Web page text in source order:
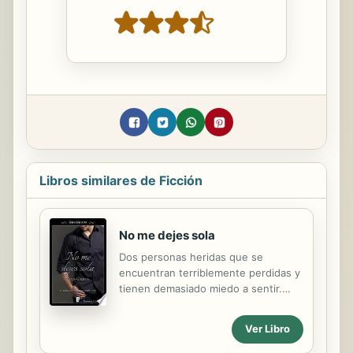
Libros similares de Ficción
No me dejes sola
Dos personas heridas que se
encuentran terriblemente perdidas y
tienen demasiado miedo a sentir.
ocurre cuando un juguete roto se
encuentra con un corazón hecho
Ver Libro